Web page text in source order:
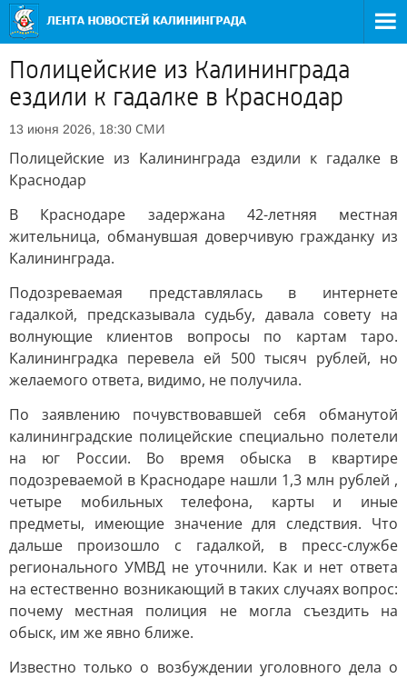
Полицейские из Калининграда
ездили к гадалке в Краснодар
13 июня 2026, 18:30 СМИ
Полицейские из Калининграда ездили к гадалке в
Краснодар
В Краснодаре задержана 42-летняя местная
жительница, обманувшая доверчивую гражданку из
Калининграда.
Подозреваемая представлялась в интернете
гадалкой, предсказывала судьбу, давала совету на
волнующие клиентов вопросы по картам таро.
Калининградка перевела ей 500 тысяч рублей, но
желаемого ответа, видимо, не получила.
По заявлению почувствовавшей себя обманутой
калининградские полицейские специально полетели
на юг России. Во время обыска в квартире
подозреваемой в Краснодаре нашли 1,3 млн рублей ,
четыре мобильных телефона, карты и иные
предметы, имеющие значение для следствия. Что
дальше произошло с гадалкой, в пресс-службе
регионального УМВД не уточнили. Как и нет ответа
на естественно возникающий в таких случаях вопрос:
почему местная полиция не могла съездить на
обыск, им же явно ближе.
Известно только о возбуждении уголовного дела о